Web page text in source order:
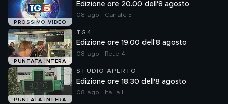
PROSSIMO VIDEO
Edizione ore 20.00 dell'8 agosto
08 ago | Canale 5
PUNTATA INTERA
TG4
Edizione ore 19.00 dell'8 agosto
08 ago | Rete 4
PUNTATA INTERA
STUDIO APERTO
Edizione ore 18.30 dell'8 agosto
08 ago | Italia 1